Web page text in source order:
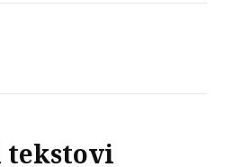
tekstovi